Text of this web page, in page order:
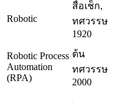
Robotic
สื่อเช็ก,
ทศวรรษ
1920
Robotic Process
Automation
(RPA)
ต้น
ทศวรรษ
2000